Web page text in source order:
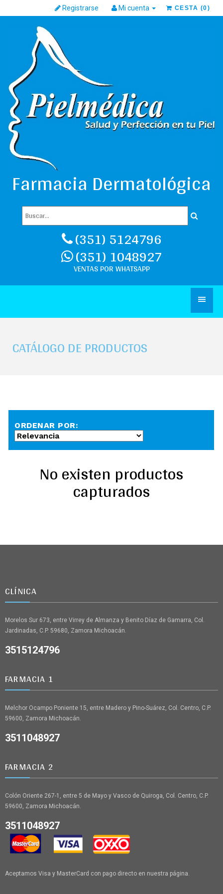
CESTA (0)
Registrarse Mi cuenta
Farmacia Dermatológica
(351) 5124796
(351) 1048927
CATÁLOGO DE PRODUCTOS
ORDENAR POR:
No existen productos
capturados
CLÍNICA
Morelos Sur 673, entre Virrey de Almanza y Benito Díaz de Gamarra, Col.
Jardinadas, C.P. 59680, Zamora Michoacán.
3515124796
FARMACIA 1
Melchor Ocampo Poniente 15, entre Madero y Pino-Suárez, Col. Centro, C.P.
59600, Zamora Michoacán.
3511048927
FARMACIA 2
Colón Oriente 267-1, entre 5 de Mayo y Vasco de Quiroga, Col. Centro, C.P.
59600, Zamora Michoacán.
3511048927
Aceptamos Visa y MasterCard con pago directo en nuestra página.